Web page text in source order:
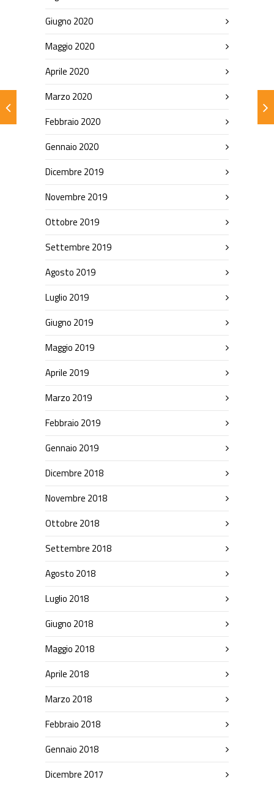
Giugno 2020
Maggio 2020
Aprile 2020
Marzo 2020
Febbraio 2020
Gennaio 2020
Dicembre 2019
Novembre 2019
Ottobre 2019
Settembre 2019
Agosto 2019
Luglio 2019
Giugno 2019
Maggio 2019
Aprile 2019
Marzo 2019
Febbraio 2019
Gennaio 2019
Dicembre 2018
Novembre 2018
Ottobre 2018
Settembre 2018
Agosto 2018
Luglio 2018
Giugno 2018
Maggio 2018
Aprile 2018
Marzo 2018
Febbraio 2018
Gennaio 2018
Dicembre 2017